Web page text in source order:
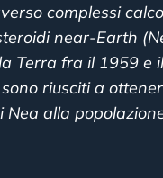
complessi
near-Earth
Terra fra il 1959 e
riusciti a
alla